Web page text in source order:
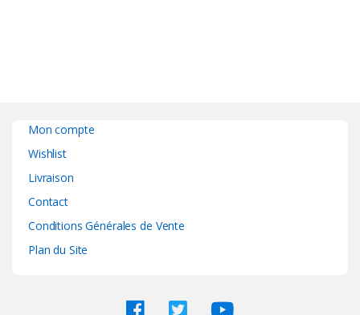
Mon compte
Wishlist
Livraison
Contact
Conditions Générales de Vente
Plan du Site